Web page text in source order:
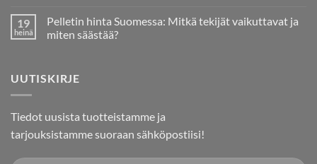
Suomessa
artikkeliin
Pellet24.fi
on
tekee
pellettien
koskaan
19
heinä
Pelletin hinta Suomessa: Mitkä tekijät vaikuttavat ja
miten säästää?
Pelletin
hinta
tekijät
vaikuttavat
ja
miten
UUTISKIRJE
Tiedot uusista tuotteistamme ja
tarjouksistamme suoraan sähköpostiisi!